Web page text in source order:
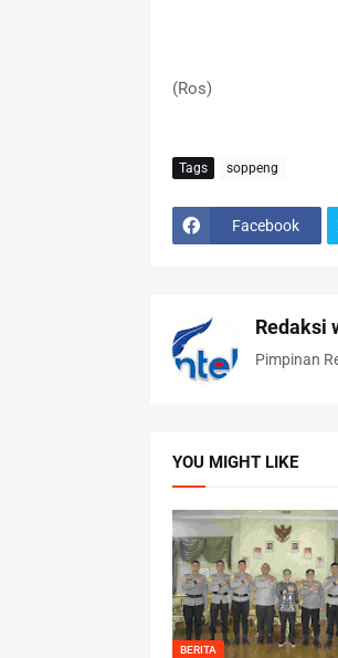
(Ros)
Tags soppeng
Facebook
Redaksi
Pimpinan
YOU MIGHT LIKE
BERITA